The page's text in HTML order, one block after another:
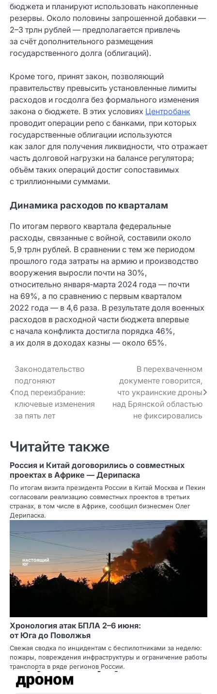
бюджета и планируют использовать накопленные
резервы. Около половины запрошенной добавки —
2–3 трлн рублей — предполагается привлечь
за счёт дополнительного размещения
государственного долга (облигаций).
Кроме того, принят закон, позволяющий
правительству превысить установленные лимиты
расходов и госдолга без формального изменения
закона о бюджете. В этих условиях Центробанк
проводит операции репо с банками, при которых
государственные облигации используются
как залог для получения ликвидности, что отражает
часть долговой нагрузки на балансе регулятора;
объём таких операций достиг сопоставимых
с триллионными суммами.
Динамика расходов по кварталам
По итогам первого квартала федеральные
расходы, связанные с войной, составили около
5,9 трлн рублей. В сравнении с тем же периодом
прошлого года затраты на армию и производство
вооружения выросли почти на 30%,
относительно января‑марта 2024 года — почти
на 69%, а по сравнению с первым кварталом
2022 года — в 4,6 раза. В результате доля военных
расходов в расходной части бюджета впервые
с начала конфликта достигла порядка 46%,
а их доля в доходах казны — около 65%.
Навигация
по записям
Законодательство
подгоняют
под переизбрание:
ключевые изменения
за пять лет
В перехваченном
документе говорится,
что украинские дроны
над Брянской областью
не фиксировались
Читайте также
Россия и Китай договорились о совместных
проектах в Африке — Дерипаска
По итогам визита президента России в Китай Москва и Пекин
согласовали реализацию совместных проектов в третьих
странах, в том числе в Африке, сообщил бизнесмен Олег
Дерипаска.
Хронология атак БПЛА 2–6 июня:
от Юга до Поволжья
Свежая сводка по инцидентам с беспилотниками за неделю:
пожары, повреждения инфраструктуры и ограничение работы
транспорта в ряде регионов России.